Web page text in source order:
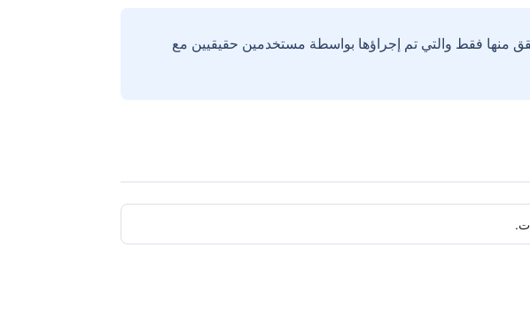
منها فقط والتي تم إجراؤها بواسطة مستخدمين حقيقيين مع